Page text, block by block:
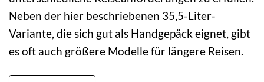
Neben der hier beschriebenen 35,5-Liter-
Variante, die sich gut als Handgepäck eignet, gibt
es oft auch größere Modelle für längere Reisen.